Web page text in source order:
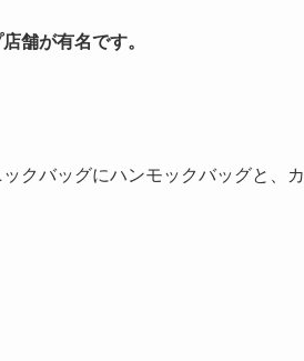
舗が有名です。
クバッグにハンモックバッグと、カ